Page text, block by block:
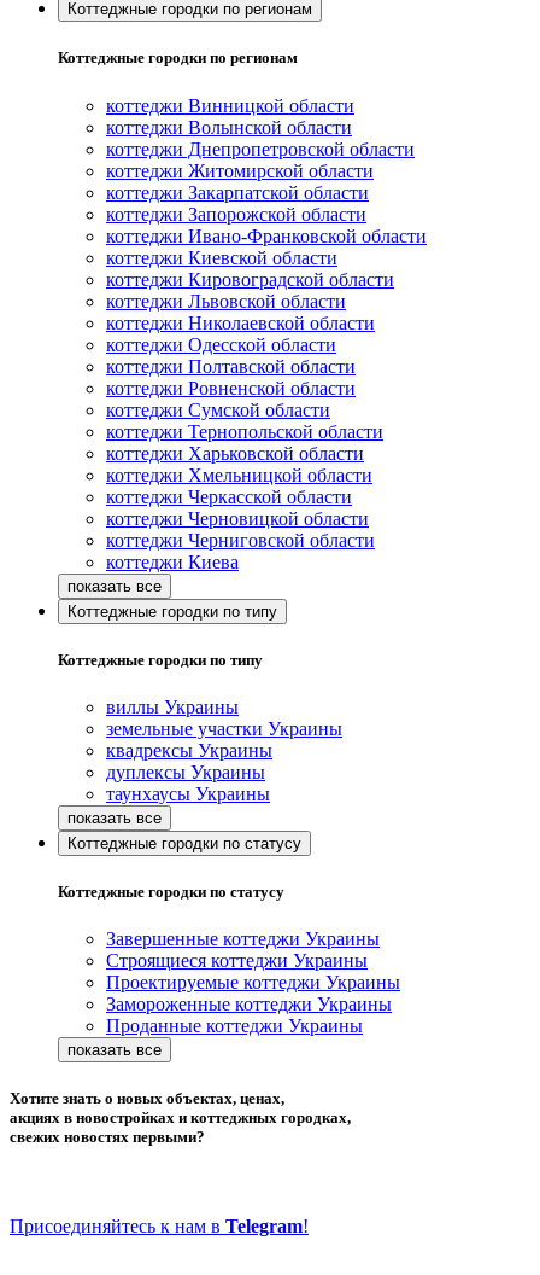
Коттеджные городки по регионам
Коттеджные городки по регионам
коттеджи Винницкой области
коттеджи Волынской области
коттеджи Днепропетровской области
коттеджи Житомирской области
коттеджи Закарпатской области
коттеджи Запорожской области
коттеджи Ивано-Франковской области
коттеджи Киевской области
коттеджи Кировоградской области
коттеджи Львовской области
коттеджи Николаевской области
коттеджи Одесской области
коттеджи Полтавской области
коттеджи Ровненской области
коттеджи Сумской области
коттеджи Тернопольской области
коттеджи Харьковской области
коттеджи Хмельницкой области
коттеджи Черкасской области
коттеджи Черновицкой области
коттеджи Черниговской области
коттеджи Киева
Коттеджные городки по типу
Коттеджные городки по типу
виллы Украины
земельные участки Украины
квадрексы Украины
дуплексы Украины
таунхаусы Украины
Коттеджные городки по статусу
Коттеджные городки по статусу
Завершенные коттеджи Украины
Строящиеся коттеджи Украины
Проектируемые коттеджи Украины
Замороженные коттеджи Украины
Проданные коттеджи Украины
Хотите знать о новых объектах, ценах,
акциях в новостройках и коттеджных городках,
свежих новостях первыми?
Присоединяйтесь к нам в Telegram!